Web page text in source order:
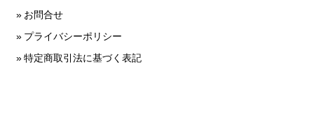
お問合せ
プライバシーポリシー
特定商取引法に基づく表記